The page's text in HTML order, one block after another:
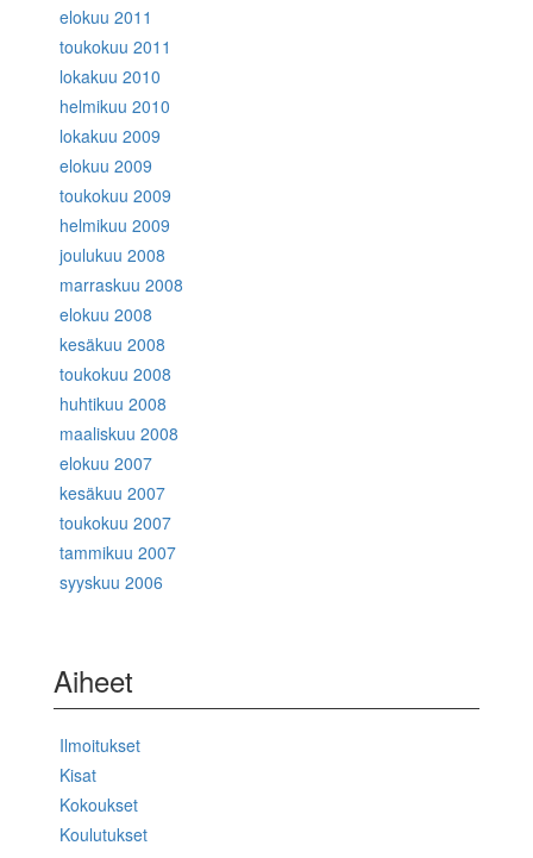
elokuu 2011
toukokuu 2011
lokakuu 2010
helmikuu 2010
lokakuu 2009
elokuu 2009
toukokuu 2009
helmikuu 2009
joulukuu 2008
marraskuu 2008
elokuu 2008
kesäkuu 2008
toukokuu 2008
huhtikuu 2008
maaliskuu 2008
elokuu 2007
kesäkuu 2007
toukokuu 2007
tammikuu 2007
syyskuu 2006
Aiheet
Ilmoitukset
Kisat
Kokoukset
Koulutukset